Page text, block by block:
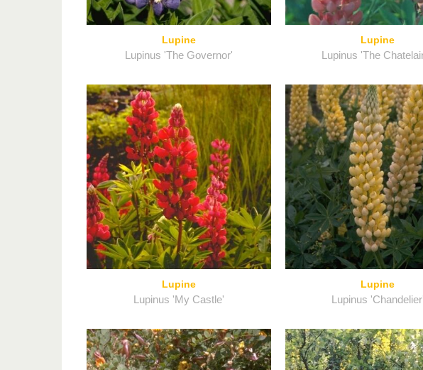
Lupine
Lupinus 'The Governor'
Lupine
Lupinus 'The
Lupine
Lupinus 'My Castle'
Lupine
Lupinus 'Chandelier'